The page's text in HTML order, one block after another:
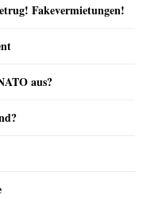
Fakevermietungen!
aus?